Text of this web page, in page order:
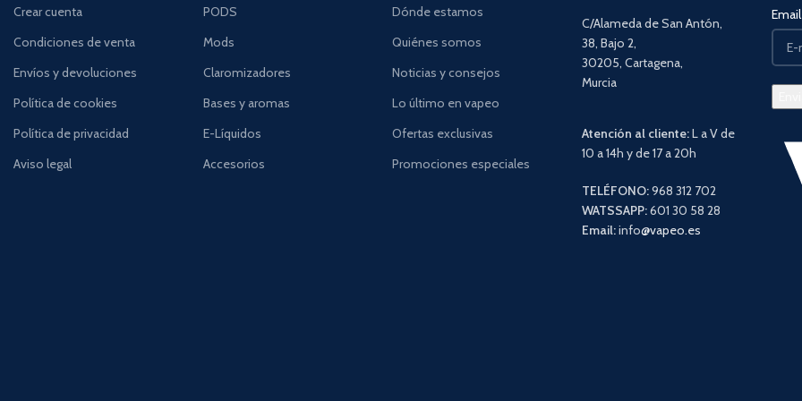
Crear cuenta
Condiciones de venta
Envíos y devoluciones
Política de cookies
Política de privacidad
Aviso legal
PODS
Mods
Claromizadores
Bases y aromas
E-Líquidos
Accesorios
Dónde estamos
Quiénes somos
Noticias y consejos
Lo último en vapeo
Ofertas exclusivas
Promociones especiales
C/Alameda de San Antón,
38, Bajo 2,
30205, Cartagena,
Murcia
Atención al cliente:L a V de
10 a 14h y de 17 a 20h
TELÉFONO:968 312 702
WATSSAPP:601 30 58 28
Email:info@vapeo.es